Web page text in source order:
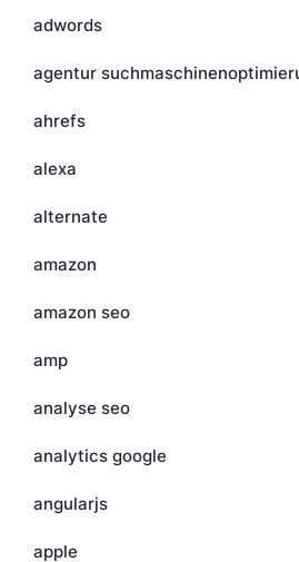
adwords
agentur
ahrefs
alexa
alternate
amazon
amazon seo
amp
analyse seo
analytics google
angularjs
apple